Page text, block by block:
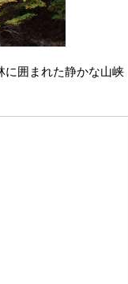
に囲まれた静かな山峡